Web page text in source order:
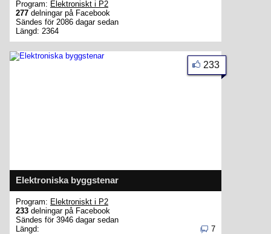
Program: Elektroniskt i P2
277 delningar på Facebook
Sändes för 2086 dagar sedan
Längd: 2364
Elektroniska byggstenar
233
Program: Elektroniskt i P2
233 delningar på Facebook
Sändes för 3946 dagar sedan
Längd:
7